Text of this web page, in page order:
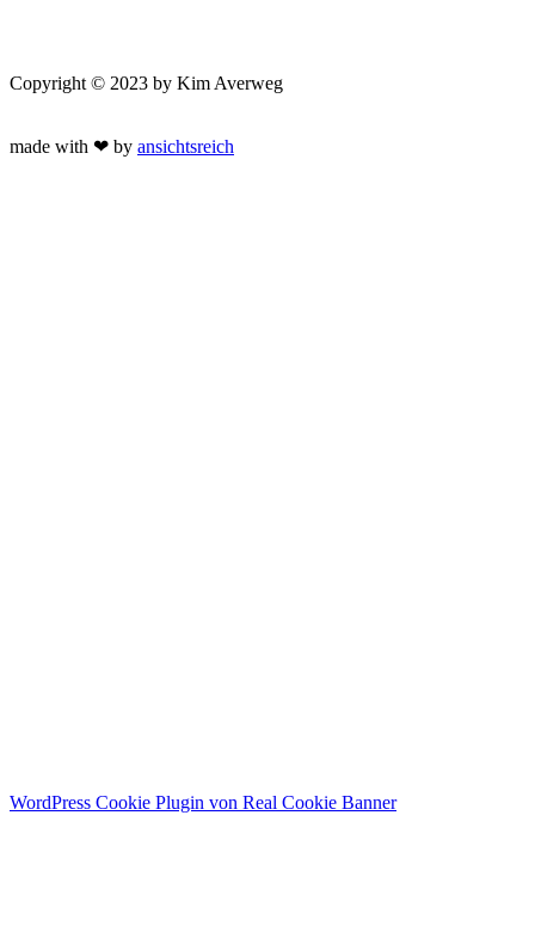
Copyright © 2023 by Kim Averweg
made with ❤ by ansichtsreich
WordPress Cookie Plugin von Real Cookie Banner